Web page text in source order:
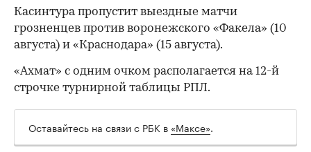
00:00 / 00:00
Касинтура пропустит выездные матчи
грозненцев против воронежского «Факела» (10
августа) и «Краснодара» (15 августа).
«Ахмат» с одним очком располагается на 12-й
строчке турнирной таблицы РПЛ.
Оставайтесь на связи с РБК в «Максе».